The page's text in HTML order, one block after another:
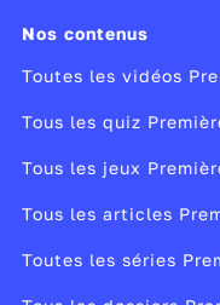
Nos contenus
Toutes les vidéos
Tous les quiz
Tous les jeux
Tous les articles
Toutes les séries